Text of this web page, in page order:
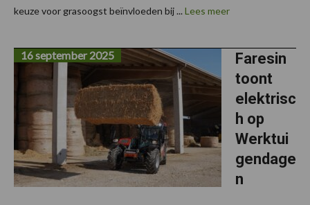
keuze voor grasoogst beïnvloeden bij ... Lees meer
Faresin
toont
elektrisc
h op
Werktui
gendage
n
16 september 2025